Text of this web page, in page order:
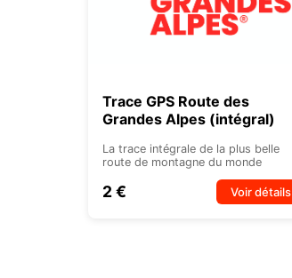
Trace GPS Route des
Grandes Alpes (intégral)
La trace intégrale de la plus belle
route de montagne du monde
2 € Voir détails